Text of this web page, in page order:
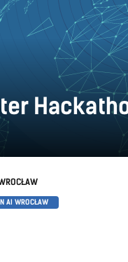
AI WROCŁAW